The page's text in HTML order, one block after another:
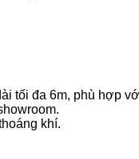
tối đa 6m, phù hợp
khí.